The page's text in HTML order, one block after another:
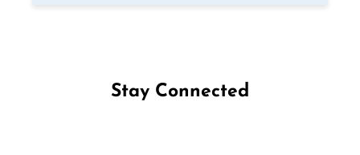
Stay Connected